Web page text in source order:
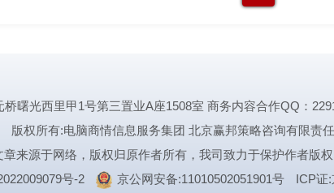
曙光西里甲1号第三置业A座1508室 商务内容合作QQ：
版权所有:电脑商情信息服务集团 北京赢邦策略咨询有限责
来源于网络，版权归原作者所有，我司致力于保护作者版
号-2
京公网安备:11010502051901号 ICP证